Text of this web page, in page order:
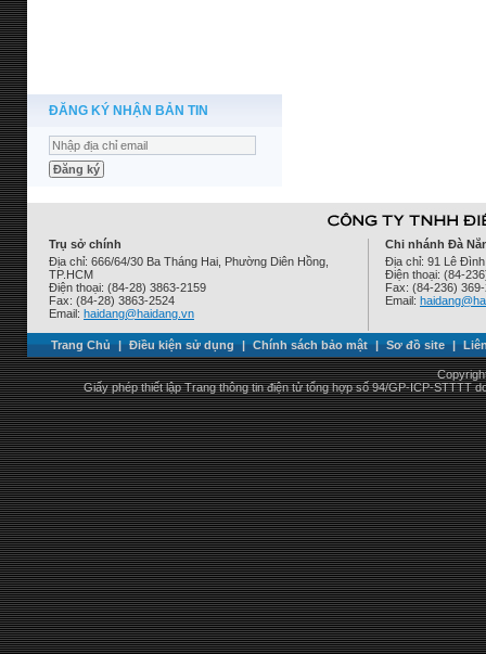
ĐĂNG KÝ NHẬN BẢN TIN
Trụ sở chính
Địa chỉ: 666/64/30 Ba Tháng Hai, Phường Diên Hồng,
TP.HCM
Điện thoại: (84-28) 3863-2159
Fax: (84-28) 3863-2524
Email: haidang@haidang.vn
Chi nhánh Đà
Địa chỉ: 91 Lê
Điện thoại: (84-
Fax: (84-236)
Email:
Trang Chủ | Điều kiện sử dụng | Chính sách bảo mật | Sơ đồ site |
Giấy phép thiết lập Trang thông tin điện tử tổng hợp số 94/GP-ICP-STTTT